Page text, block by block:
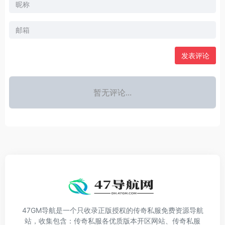
发表评论
暂无评论...
47GM导航是一个只收录正版授权的传奇私服免费资源导航
站，收集包含：传奇私服各优质版本开区网站、传奇私服